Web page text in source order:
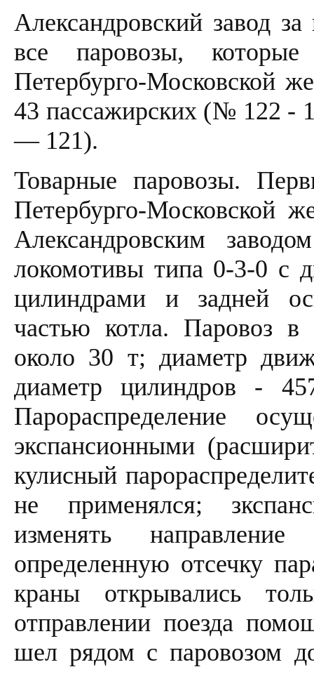
Александровский завод
все паровозы,
Петербурго-Московской
43 пассажирских (№ 122 -
— 121).
Товарные паровозы.
Петербурго-Московской
Александровским
локомотивы типа 0-3-0 с
цилиндрами и задней
частью котла. Паровоз
около 30 т; диаметр
диаметр цилиндров -
Парораспределение
экспансионными
кулисный
не применялся;
изменять
определенную отсечку
краны открывались
отправлении поезда
шел рядом с паровозом